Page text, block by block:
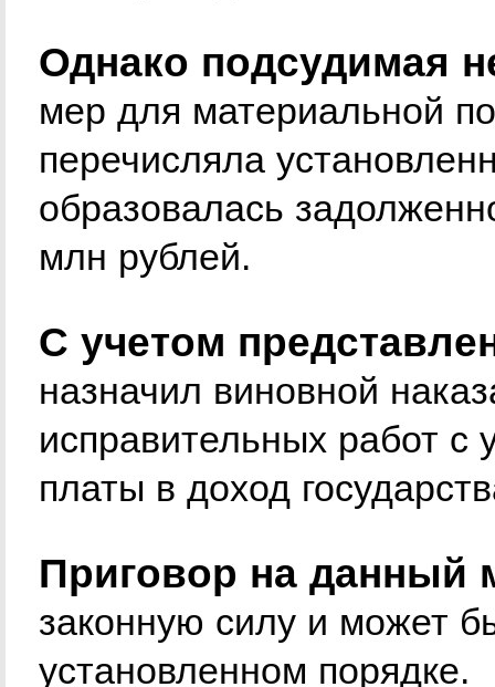
Однако подсудимая
мер для материальной
перечисляла
образовалась
млн рублей.
С учетом
назначил виновной
исправительных работ с
платы в доход
Приговор на данный
законную силу и может
установленном порядке.